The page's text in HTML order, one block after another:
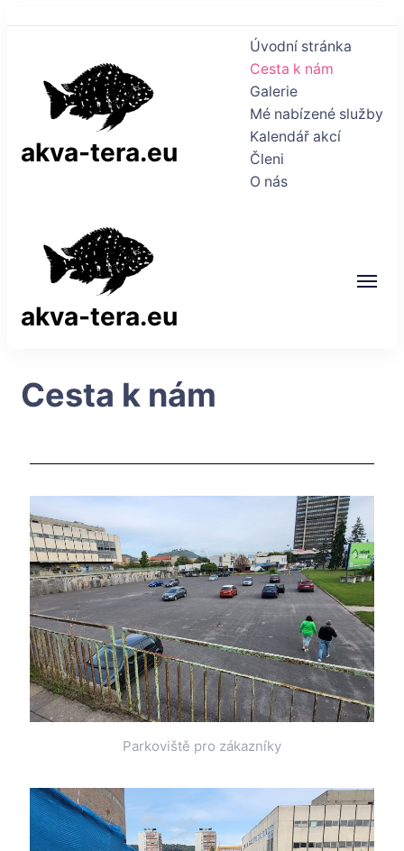
akva-tera.eu
Úvodní stránka
Cesta k nám
Galerie
Mé nabízené služby
Kalendář akcí
Členi
O nás
akva-tera.eu
Cesta k nám
Parkoviště pro zákazníky